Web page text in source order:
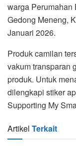
warga Perumahan
Gedong Meneng,
Januari 2026.
Produk camilan
vakum transparan
produk. Untuk
dilengkapi stiker
Supporting My
Artikel Terkait